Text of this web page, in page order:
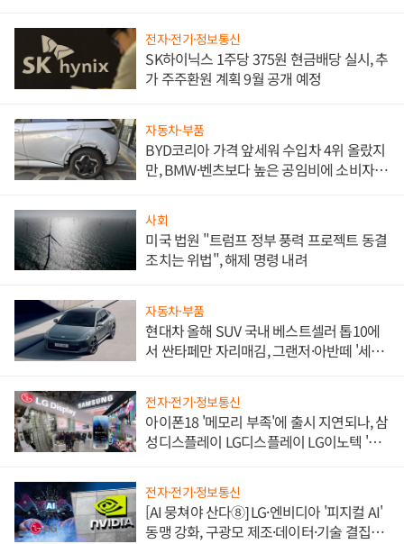
전자·전기·정보통신
SK하이닉스 1주당 375원 현금배당 실시, 추
가 주주환원 계획 9월 공개 예정
자동차·부품
BYD코리아 가격 앞세워 수입차 4위 올랐지
만, BMW·벤츠보다 높은 공임비에 소비자
사회
미국 법원 "트럼프 정부 풍력 프로젝트 동결
조치는 위법", 해제 명령 내려
자동차·부품
현대차 올해 SUV 국내 베스트셀러 톱10에
서 싼타페만 자리매김, 그랜저·아반떼 '세단
전자·전기·정보통신
아이폰18 '메모리 부족'에 출시 지연되나, 삼
성디스플레이 LG디스플레이 LG이노텍 '탈
전자·전기·정보통신
[AI 뭉쳐야 산다⑧] LG·엔비디아 '피지컬 AI'
동맹 강화, 구광모 제조·데이터·기술 결집